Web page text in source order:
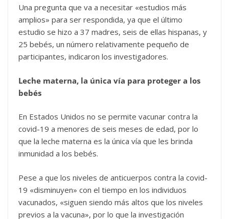
Una pregunta que va a necesitar «estudios más
amplios» para ser respondida, ya que el último
estudio se hizo a 37 madres, seis de ellas hispanas, y
25 bebés, un número relativamente pequeño de
participantes, indicaron los investigadores.
Leche materna, la única vía para proteger a los
bebés
En Estados Unidos no se permite vacunar contra la
covid-19 a menores de seis meses de edad, por lo
que la leche materna es la única vía que les brinda
inmunidad a los bebés.
Pese a que los niveles de anticuerpos contra la covid-
19 «disminuyen» con el tiempo en los individuos
vacunados, «siguen siendo más altos que los niveles
previos a la vacuna», por lo que la investigación